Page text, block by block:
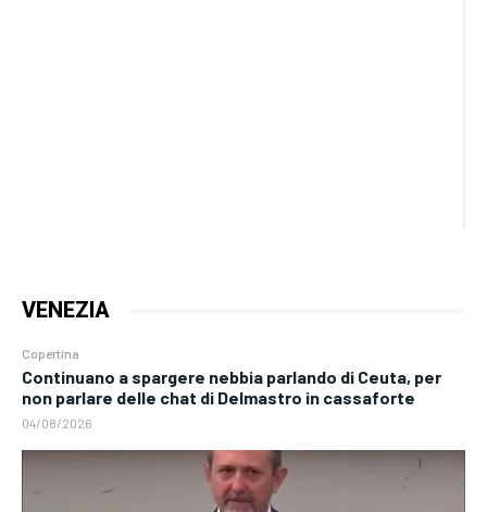
VENEZIA
Copertina
Continuano a spargere nebbia parlando di Ceuta, per
non parlare delle chat di Delmastro in cassaforte
04/08/2026